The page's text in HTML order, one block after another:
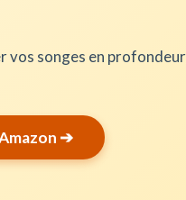
vos songes en
➔